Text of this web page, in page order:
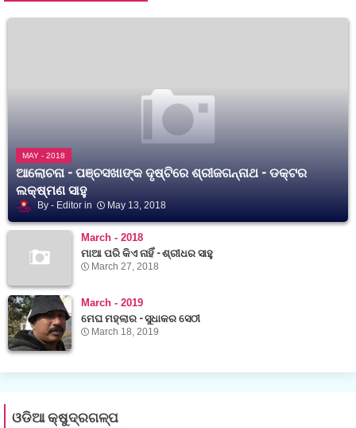
MAY - 2018
ଆଲୋଚନା - ପଞ୍ଚସଖାଙ୍କ ଦୃଷ୍ଟିରେ ଶ୍ରୀଜଗନ୍ନାଥ - ଡକ୍ଟର
ଲକ୍ଷ୍ମଣ ସାହୁ
Editor May 13, 2018
March - 2018
ମାଆ ପରି କିଏ ନାହିଁ - ଶ୍ରୀଧର ସାହୁ
March 27, 2018
March - 2019
ମେଘ ମହ୍ଲାର - ସୁଧାକର ସେଠୀ
March 18, 2019
ଓଡିଆ କ୍ଷୁଦ୍ରଗଳ୍ପ